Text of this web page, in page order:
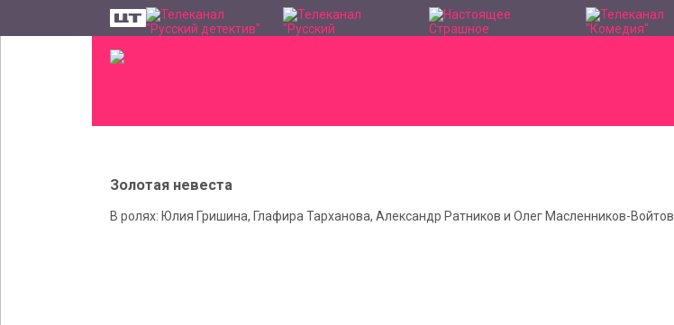
Золотая невеста
В ролях: Юлия Гришина, Глафира Тарханова, Александр Ратников и Олег Масленников-Войтов